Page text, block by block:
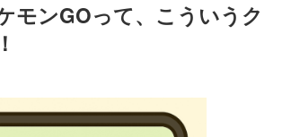
モンGOって、こういうク